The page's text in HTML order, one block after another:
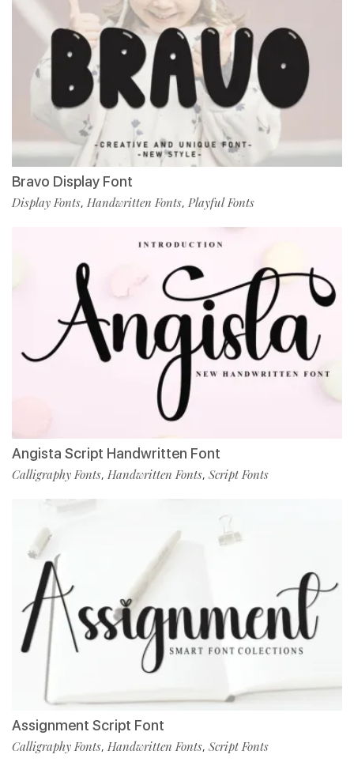
Bravo Display Font
Display Fonts, Handwritten Fonts, Playful Fonts
Angista Script Handwritten Font
Calligraphy Fonts, Handwritten Fonts, Script Fonts
Assignment Script Font
Calligraphy Fonts, Handwritten Fonts, Script Fonts